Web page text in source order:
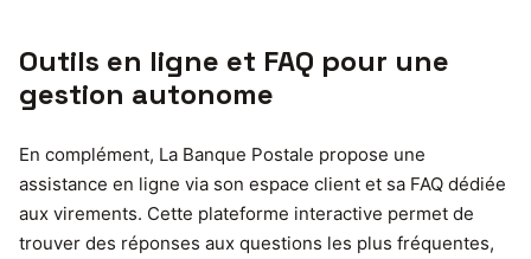
Outils en ligne et FAQ pour une
gestion autonome
En complément, La Banque Postale propose une
assistance en ligne via son espace client et sa FAQ dédiée
aux virements. Cette plateforme interactive permet de
trouver des réponses aux questions les plus fréquentes,